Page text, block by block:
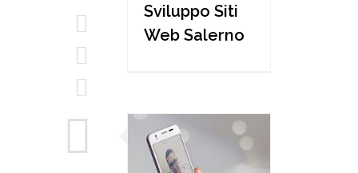
Sviluppo Siti
Web Salerno